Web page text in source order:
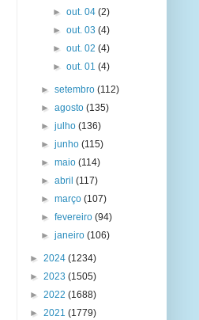
► out. 04 (2)
► out. 03 (4)
► out. 02 (4)
► out. 01 (4)
►setembro(112)
►agosto(135)
►julho(136)
►junho(115)
►maio(114)
►abril(117)
►março(107)
►fevereiro(94)
►janeiro(106)
► 2024 (1234)
► 2023 (1505)
► 2022 (1688)
► 2021 (1779)